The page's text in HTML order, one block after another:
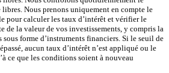
Nous prenons uniquement en compte le
pour calculer les taux dʼintérêt et vérifier le
de la valeur de vos investissements, y compris la
sous forme dʼinstruments financiers. Si le seuil de
aucun taux dʼintérêt nʼest appliqué ou le
ce que les conditions soient à nouveau